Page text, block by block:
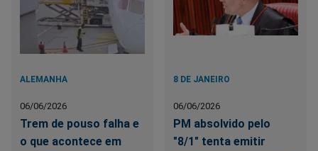
ALEMANHA
06/06/2026
Trem de pouso falha e
o que acontece em
8 DE JANEIRO
06/06/2026
PM absolvido pelo
"8/1" tenta emitir